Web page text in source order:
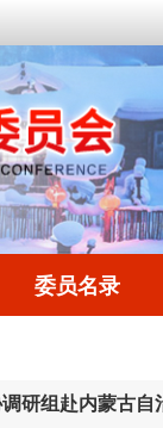
委员名录
研组赴内蒙古